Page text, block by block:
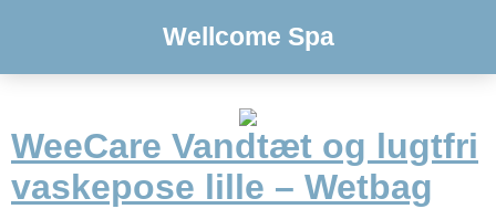
Wellcome Spa
WeeCare Vandtæt og lugtfri
vaskepose lille – Wetbag